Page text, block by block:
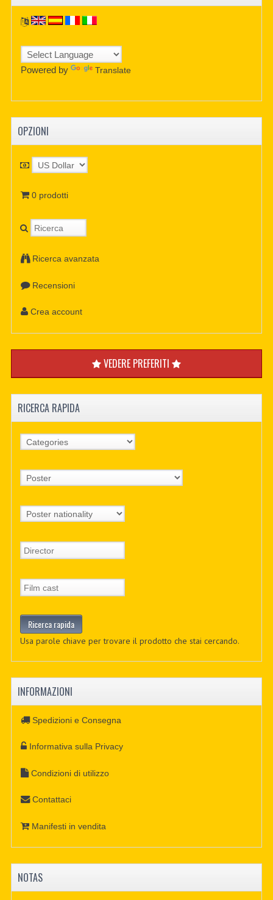
Powered by Translate
OPZIONI
0 prodotti
Ricerca avanzata
Recensioni
Crea account
VEDERE PREFERITI
RICERCA RAPIDA
Usa parole chiave per trovare il prodotto che stai cercando.
INFORMAZIONI
Spedizioni e Consegna
Informativa sulla Privacy
Condizioni di utilizzo
Contattaci
Manifesti in vendita
NOTAS